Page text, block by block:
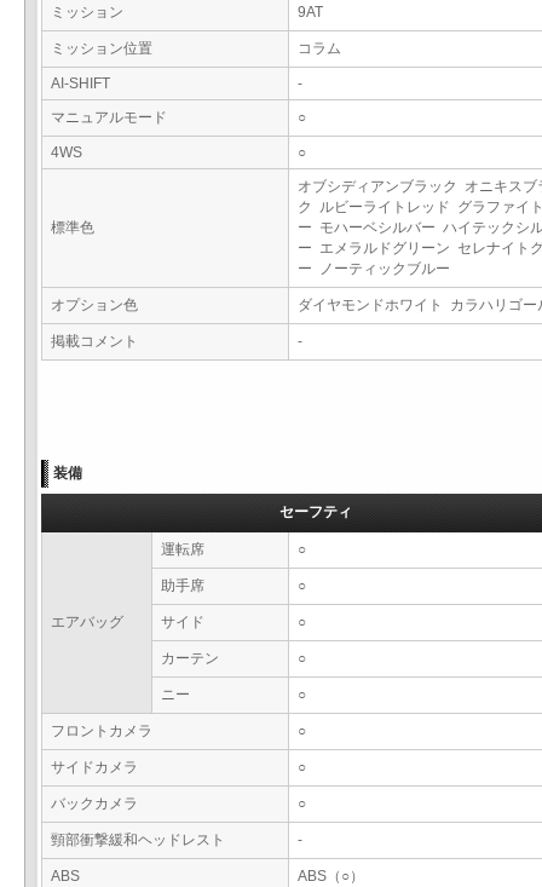
ミッション 9AT
ミッション位置 コラム
AI-SHIFT
-
マニュアルモード
○
4WS ○
標準色
オブシディアンブラック オニキスブ
ク ルビーライトレッド グラファイ
ー モハーベシルバー ハイテックシ
ー エメラルドグリーン セレナイト
ー ノーティックブルー
オプション色 ダイヤモンドホワイト カラハリゴ
掲載コメント -
装備
セーフティ
エアバッグ
運転席 ○
助手席 ○
サイド ○
カーテン ○
ニー ○
フロントカメラ ○
サイドカメラ ○
バックカメラ ○
頸部衝撃緩和ヘッドレスト -
ABS ABS（○）